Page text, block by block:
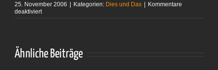
25. November 2006 | Kategorien: Dies und Das | Kommentare
deaktiviertfür
Ähnliche Beiträge